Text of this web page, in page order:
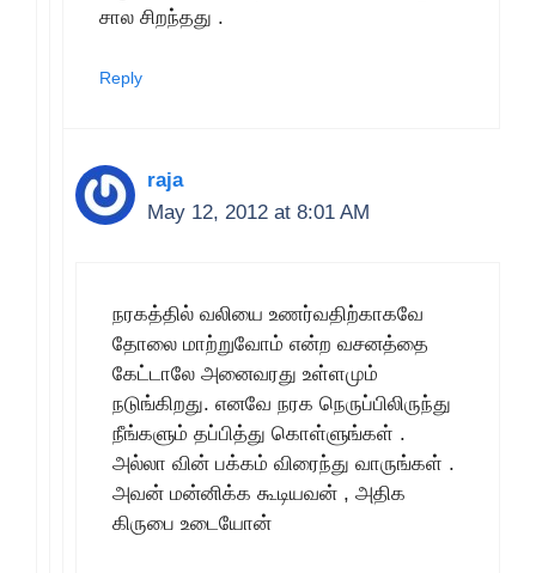
சால சிறந்தது .
Reply
raja
May 12, 2012 at 8:01 AM
நரகத்தில் வலியை உணர்வதிற்காகவே
தோலை மாற்றுவோம் என்ற வசனத்தை
கேட்டாலே அனைவரது உள்ளமும்
நடுங்கிறது. எனவே நரக நெருப்பிலிருந்து
நீங்களும் தப்பித்து கொள்ளுங்கள் .
அல்லா வின் பக்கம் விரைந்து வாருங்கள் .
அவன் மன்னிக்க கூடியவன் , அதிக
கிருபை உடையோன்